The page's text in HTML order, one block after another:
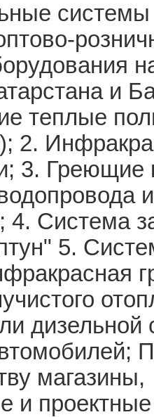
системы
и
теплые
2.
3. Греющие
и
4. Система
5.
дизельной
магазины,
и